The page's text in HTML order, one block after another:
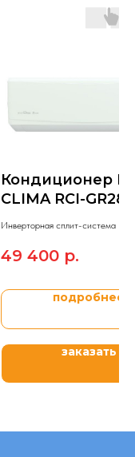
Кондиционер
CLIMA RCI-
Инверторная сплит-система
EU INVERTER 2023.
49 400 р.
подробнее
заказать